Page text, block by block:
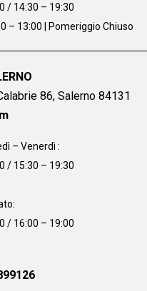
/ 14:30 – 19:30
– 13:00 | Pomeriggio Chiuso
86, Salerno 84131
– Venerdì :
/ 15:30 – 19:30
/ 16:00 – 19:00